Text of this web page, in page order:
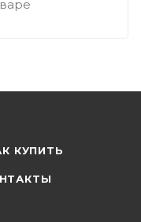
КУПИТЬ